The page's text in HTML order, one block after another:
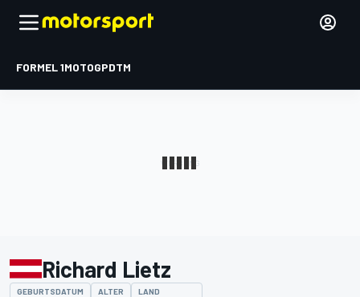
FORMEL 1MOTOGPDTM
Richard Lietz
GEBURTSDATUM ALTER LAND